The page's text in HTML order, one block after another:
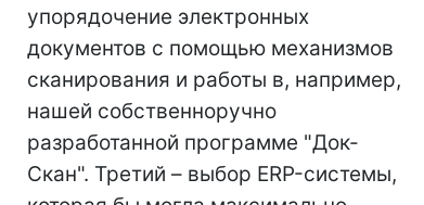
упорядочение электронных
документов с помощью механизмов
сканирования и работы в, например,
нашей собственноручно
разработанной программе "Док-
Скан". Третий – выбор ERP-системы,